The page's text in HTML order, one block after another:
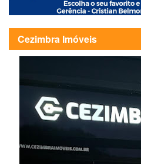
Cezimbra Imóveis